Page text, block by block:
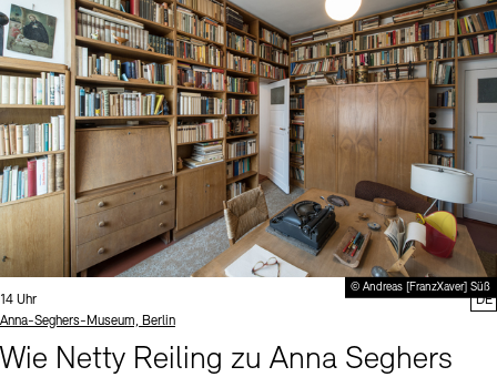
© Andreas [FranzXaver] Süß
Uhrzeit:
14 Uhr
Standort
Anna-Seghers-Museum, Berlin
Wie Netty Reiling zu Anna Seghers
DE